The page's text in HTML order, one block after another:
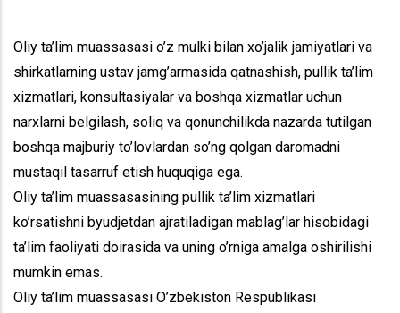
Oliy ta’lim muassasasi o’z mulki bilan xo’jalik jamiyatlari va
shirkatlarning ustav jamg’armasida qatnashish, pullik ta’lim
xizmatlari, konsultasiyalar va boshqa xizmatlar uchun
narxlarni belgilash, soliq va qonunchilikda nazarda tutilgan
boshqa majburiy to’lovlardan so’ng qolgan daromadni
mustaqil tasarruf etish huquqiga ega.
Oliy ta’lim muassasasining pullik ta’lim xizmatlari
ko’rsatishni byudjetdan ajratiladigan mablag’lar hisobidagi
ta’lim faoliyati doirasida va uning o’rniga amalga oshirilishi
mumkin emas.
Oliy ta’lim muassasasi O’zbekiston Respublikasi